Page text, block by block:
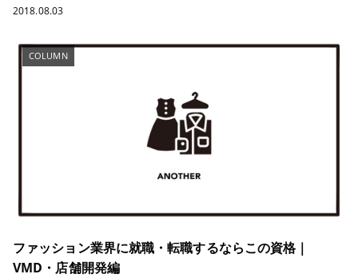
2018.08.03
COLUMN
ファッション業界に就職・転職するならこの資格｜
VMD・店舗開発編